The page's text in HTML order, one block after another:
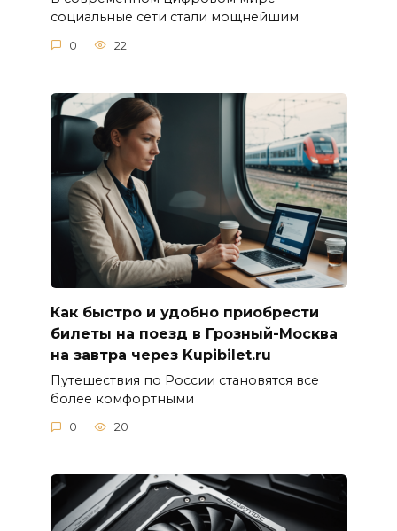
социальные сети стали мощнейшим
0 22
Как быстро и удобно приобрести
билеты на поезд в Грозный-Москва
на завтра через Kupibilet.ru
Путешествия по России становятся все
более комфортными
0 20